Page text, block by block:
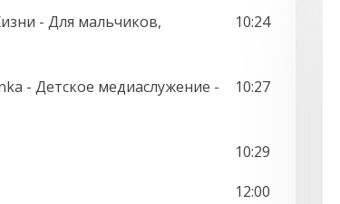
- Для мальчиков,
10:24
- Детское медиаслужение -
10:27
10:29
12:00